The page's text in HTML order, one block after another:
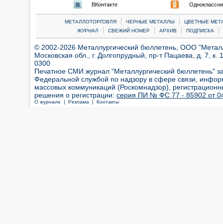
ВКонтакте
МЕТАЛЛОТОРГОВЛЯ | ЧЕРНЫЕ МЕТАЛЛЫ |
ЦВЕТНЫЕ
ЖУРНАЛ
| СВЕЖИЙ НОМЕР | АРХИВ | ПОДПИСКА |
© 2002-2026 Металлургический бюллетень, ООО
Московская обл., г. Долгопрудный, пр-т Пацаева, д. 7,
0300
Печатное СМИ журнал "Металлургический бюллетень"
Федеральной службой по надзору в сфере связи,
массовых коммуникаций (Роскомнадзор),
решения о регистрации: серия ПИ № ФС 77 - 85902 от 04
О журнале | Реклама | Контакты